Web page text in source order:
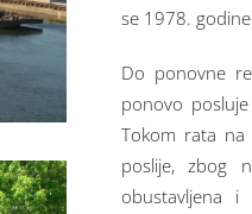
se 1978.
Do ponovne
ponovo
Tokom rata na
poslije, zbog
obustavljena i